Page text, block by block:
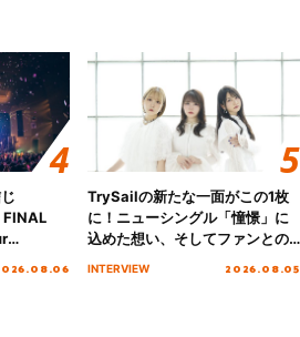
FINAL
の活動
TrySailの新たな一面がこの1枚
に！ニューシングル「憧憬」に
込めた想い、そしてファンとの
10周年の打ち上げライブを終え
INTERVIEW 2026.08.05